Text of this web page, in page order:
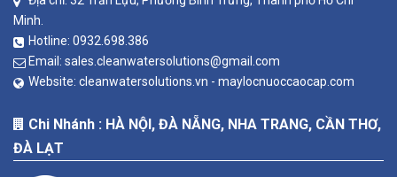
Minh.
Hotline: 0932.698.386
Email: sales.cleanwatersolutions@gmail.com
Website: cleanwatersolutions.vn - maylocnuoccaocap.com
Chi Nhánh : HÀ NỘI, ĐÀ NẴNG, NHA TRANG, CẦN THƠ,
ĐÀ LẠT